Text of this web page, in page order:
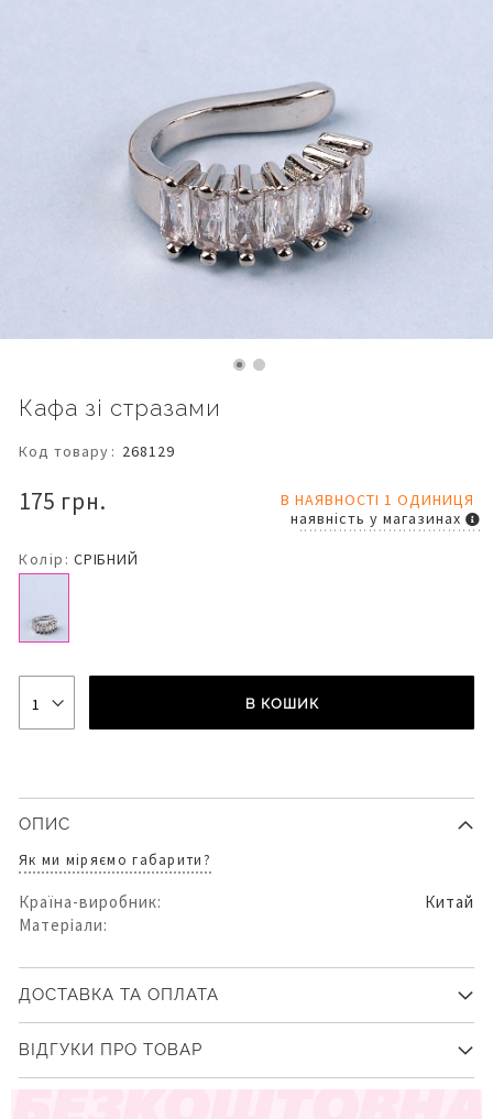
Кафа зі стразами
Код товару 268129
175 грн.
В НАЯВНОСТІ 1 ОДИНИЦЯ
наявність у магазинах
Колір: СРІБНИЙ
В КОШИК
галереї
ОПИС
Як ми міряємо габарити?
Країна-виробник:
Китай
Матеріали:
ДОСТАВКА ТА ОПЛАТА
ВІДГУКИ ПРО ТОВАР